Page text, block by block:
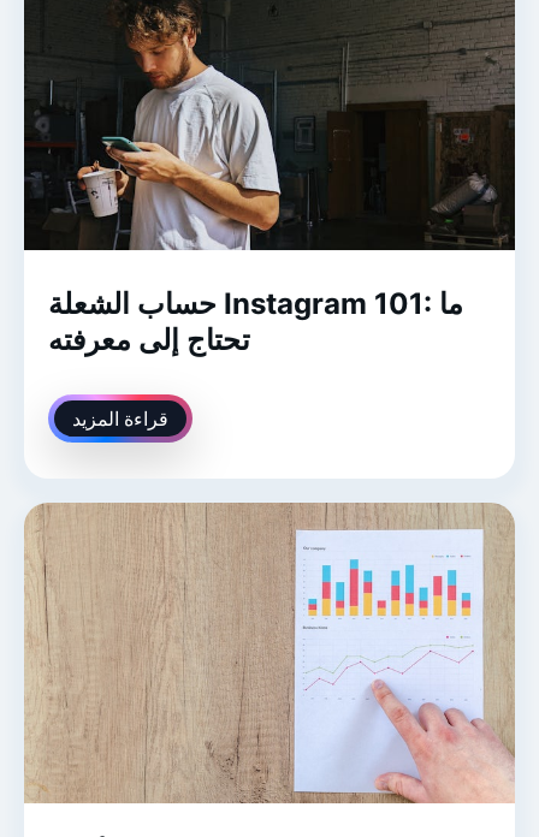
حساب الشعلة Instagram 101: ما
تحتاج إلى معرفته
قراءة المزيد